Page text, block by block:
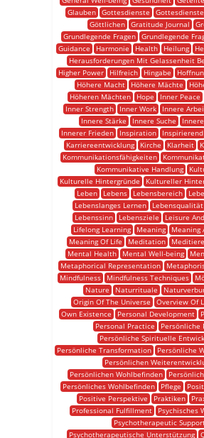
Glauben
Gottesdienste
Göttlichen
Gratitude Journal
Grundlegende Fragen Grundlegende
Guidance
Harmonie Health Heilung
Herausforderungen Mit Gelassenheit
Higher Power
Hilfreich Hingabe
Höhere Macht
Höhere Mächte
Höheren Mächten
Hope Inner Peace
Inner Strength
Inner Work Innere
Innere Stärke
Innere Suche
Innerer Frieden
Inspiration Inspirierend
Karriereentwicklung
Kirche Klarheit
Kommunikationsfähigkeiten
Kommunikative Handlung
Kulturelle Hintergründe
Kultureller
Leben
Lebens Lebensbereich
Lebenslanges Lernen
Lebensqualität
Lebenssinn
Lebensziele
Leisure
Lifelong Learning
Meaning
Meaning
Meaning Of Life
Meditation
Mental Health
Mental Well-being
Metaphorical Representation
Mindfulness
Mindfulness Techniques
Nature
Naturrituale
Origin Of The Universe
Overview Of
Own Existence
Personal Development
Personal Practice
Persönliche
Persönliche Spirituelle
Persönliche Transformation
Persönliche
Persönlichen
Persönlichen Wohlbefinden
Persönliches Wohlbefinden
Pflege
Positive Perspektive
Praktiken
Professional Fulfillment
Psychisches
Psychotherapeutic
Psychotherapeutische Unterstützung